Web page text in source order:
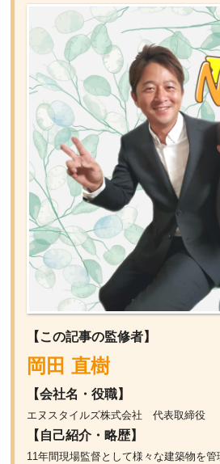
【この記事の監修者】
岡田 直樹
【会社名・役職】
エヌスタイルズ株式会社 代表取締役
【自己紹介・略歴】
11年間現場監督として様々な建築物を